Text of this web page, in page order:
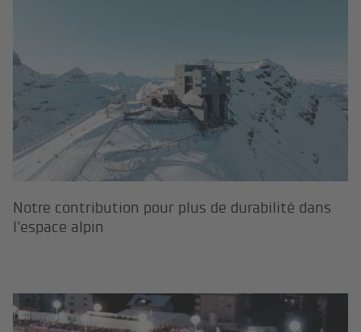
Notre contribution pour plus de durabilité dans
l’espace alpin
Des performances maximales